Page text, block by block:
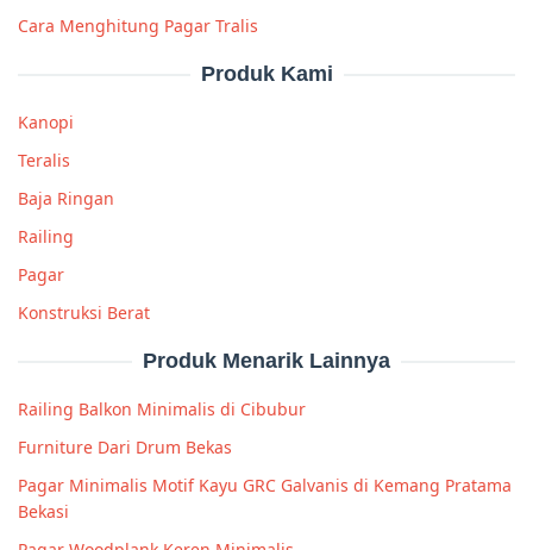
Cara Menghitung Pagar Tralis
Produk Kami
Kanopi
Teralis
Baja Ringan
Railing
Pagar
Konstruksi Berat
Produk Menarik Lainnya
Railing Balkon Minimalis di Cibubur
Furniture Dari Drum Bekas
Pagar Minimalis Motif Kayu GRC Galvanis di Kemang Pratama
Bekasi